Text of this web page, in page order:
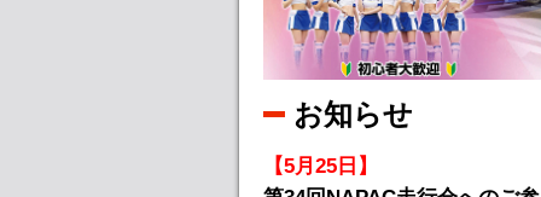
お知らせ
【5月25日】